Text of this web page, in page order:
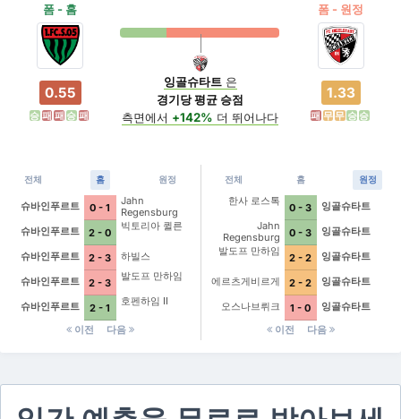
폼 - 홈 폼 - 원정
0.55
승 패 패 승 패
잉골슈타트 은
경기당 평균 승점
측면에서 +142% 더 뛰어나다
1.33
패 무 무 승 승
전체 홈 원정
슈바인푸르트 0 - 1
Jahn
Regensburg
슈바인푸르트
2 - 0
빅토리아 퀼른
슈바인푸르트 2 - 3
하빌스
슈바인푸르트
2 - 3
발도프 만하임
슈바인푸르트 2 - 1
호펜하임 II
이전 다음
전체 홈 원정
한사 로스톡
0 - 3
잉골슈타트
Jahn
Regensburg
0 - 3
잉골슈타트
발도프 만하임
2 - 2
잉골슈타트
에르츠게비르게
2 - 2
잉골슈타트
오스나브뤼크
1 - 0
잉골슈타트
이전
다음